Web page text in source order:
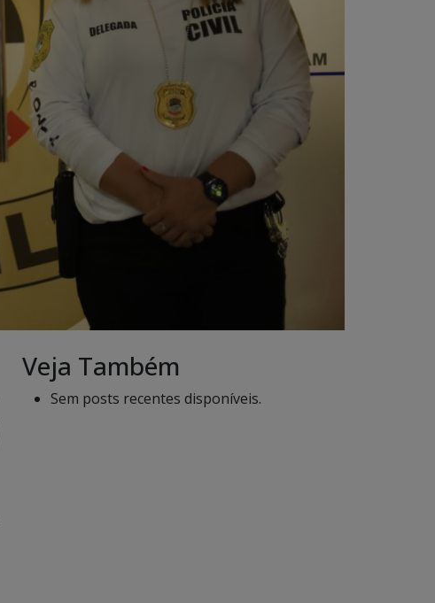
Veja Também
Sem posts recentes disponíveis.